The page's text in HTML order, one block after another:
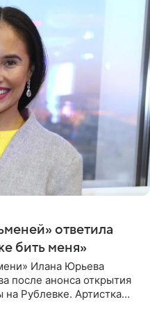
ответила
бить меня»
Илана Юрьева
после анонса открытия
на Рублевке. Артистка